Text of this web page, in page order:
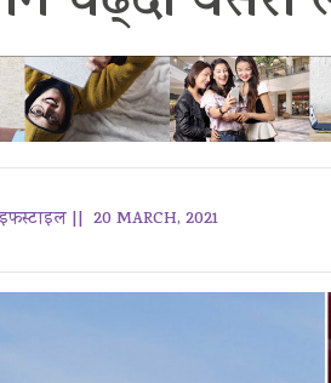
|| 20 MARCH, 2021